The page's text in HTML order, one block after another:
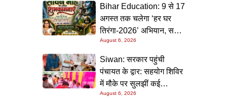
Bihar Education: 9 से 17
अगस्त तक चलेगा ‘हर घर
तिरंगा-2026’ अभियान, सभी
स्कूलों को दिए गए विस्तृत
निर्देश
August 6, 2026
Siwan: सरकार पहुंची
पंचायत के द्वार: सहयोग शिविर
में मौके पर सुलझीं कई
समस्याएं, 30 दिन में समाधान
August 6, 2026